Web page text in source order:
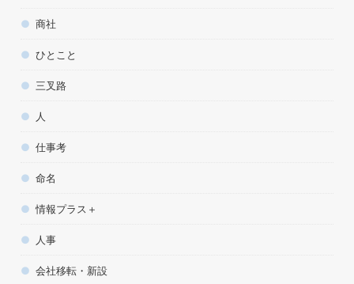
商社
ひとこと
三叉路
人
仕事考
命名
情報プラス＋
人事
会社移転・新設